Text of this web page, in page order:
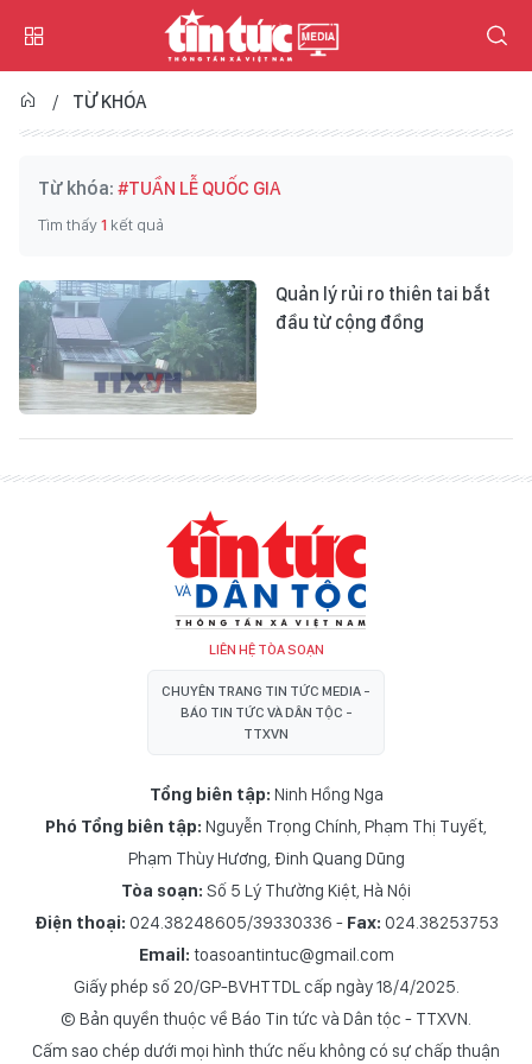
TỪ KHÓA
Từ khóa: #TUẦN LỄ QUỐC GIA
Tìm thấy1 kết quả
Quản lý rủi ro thiên tai bắt
đầu từ cộng đồng
LIÊN HỆ TÒA SOẠN
CHUYÊN TRANG TIN TỨC MEDIA -
BÁO TIN TỨC VÀ DÂN TỘC -
TTXVN
Tổng biên tập: Ninh Hồng Nga
Phó Tổng biên tập: Nguyễn Trọng Chính Phạm Thị Tuyết
Phạm Thùy Hương Đinh Quang Dũng
Tòa soạn: Số 5 Lý Thường Kiệt, Hà Nội
Điện thoại: 024.38248605/39330336 - Fax: 024.38253753
Email: toasoantintuc@gmail.com
Giấy phép số 20/GP-BVHTTDL cấp ngày 18/4/2025.
© Bản quyền thuộc về Báo Tin tức và Dân tộc - TTXVN.
Cấm sao chép dưới mọi hình thức nếu không có sự chấp thuận